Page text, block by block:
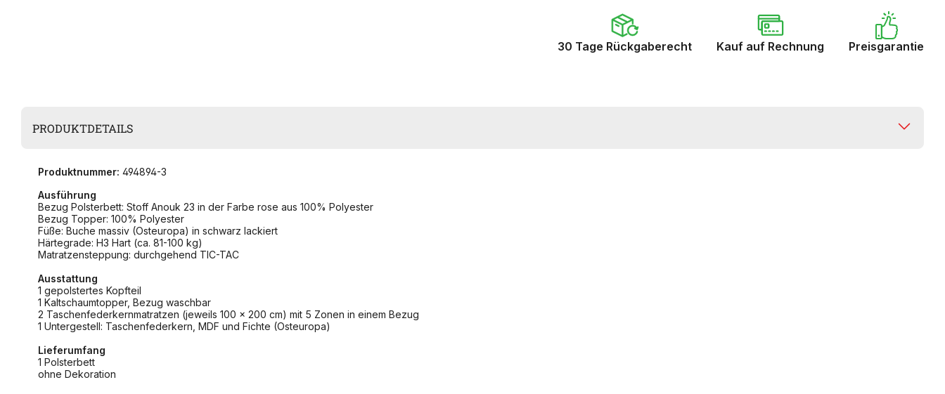
30 Tage Rückgaberecht Kauf auf Rechnung Preisgarantie
PRODUKTDETAILS
Produktnummer: 494894-3
Ausführung
Bezug Polsterbett: Stoff Anouk 23 in der Farbe rose aus 100% Polyester
Bezug Topper: 100% Polyester
Füße: Buche massiv (Osteuropa) in schwarz lackiert
Härtegrade: H3 Hart (ca. 81-100 kg)
Matratzensteppung: durchgehend TIC-TAC
Ausstattung
1 gepolstertes Kopfteil
1 Kaltschaumtopper, Bezug waschbar
2 Taschenfederkernmatratzen (jeweils 100 x 200 cm) mit 5 Zonen in einem Bezug
1 Untergestell: Taschenfederkern, MDF und Fichte (Osteuropa)
Lieferumfang
1 Polsterbett
ohne Dekoration